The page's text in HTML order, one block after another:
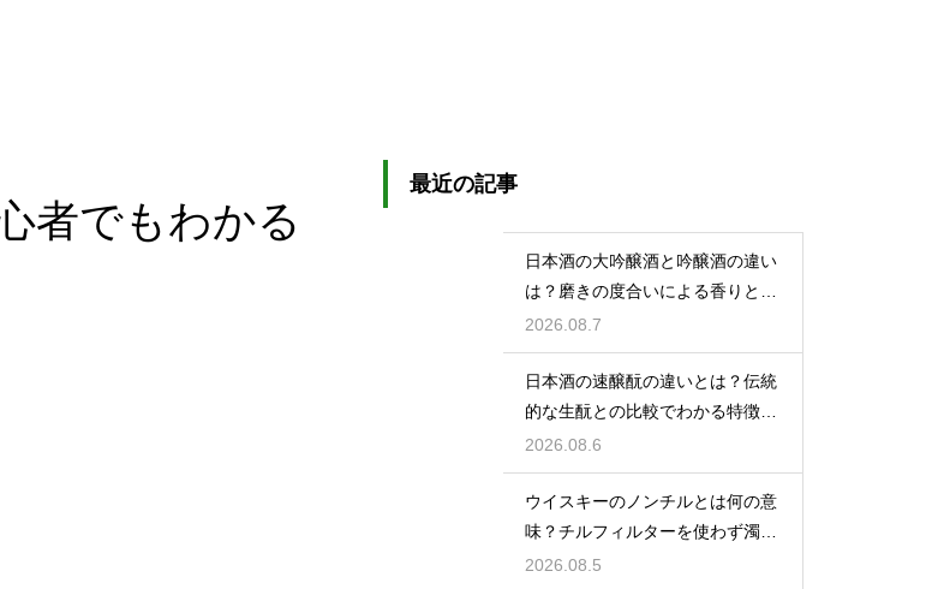
者でもわかる
最近の記事
日本酒の大吟醸酒と吟醸酒の違い
は？磨きの度合いによる香りと味
の差を解説
2026.08.7
日本酒の速醸酛の違いとは？伝統
的な生酛との比較でわかる特徴を
解説
2026.08.6
ウイスキーのノンチルとは何の意
味？チルフィルターを使わず濁り
をあえて残す製法
2026.08.5